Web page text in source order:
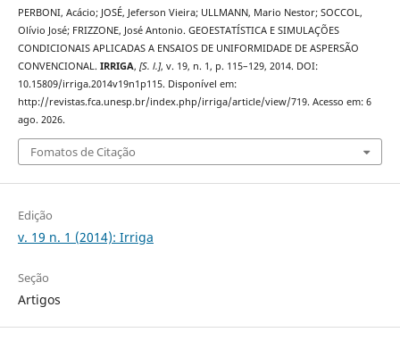
PERBONI, Acácio; JOSÉ, Jeferson Vieira; ULLMANN, Mario Nestor; SOCCOL,
Olívio José; FRIZZONE, José Antonio. GEOESTATÍSTICA E SIMULAÇÕES
CONDICIONAIS APLICADAS A ENSAIOS DE UNIFORMIDADE DE ASPERSÃO
CONVENCIONAL. IRRIGA, [S. l.], v. 19, n. 1, p. 115–129, 2014. DOI:
10.15809/irriga.2014v19n1p115. Disponível em:
http://revistas.fca.unesp.br/index.php/irriga/article/view/719. Acesso em: 6
ago. 2026.
Fomatos de Citação
Edição
v. 19 n. 1 (2014): Irriga
Seção
Artigos